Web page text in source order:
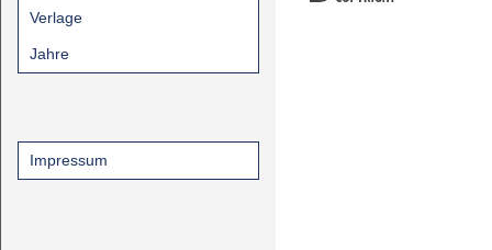
Verlage
Jahre
Impressum